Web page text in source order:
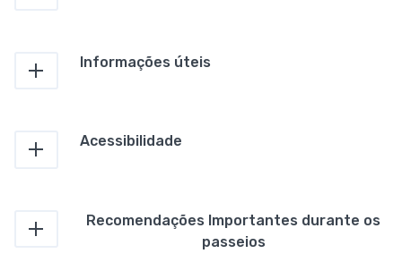
Informações úteis
Acessibilidade
Recomendações Importantes durante os
passeios